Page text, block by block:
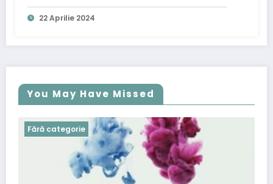
22 Aprilie 2024
You May Have Missed
Fără categorie